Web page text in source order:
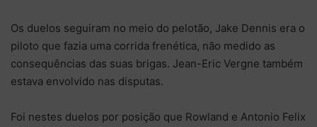
Os duelos seguiram no meio do pelotão, Jake Dennis era o
piloto que fazia uma corrida frenética, não medido as
consequências das suas brigas. Jean-Eric Vergne também
estava envolvido nas disputas.
Foi nestes duelos por posição que Rowland e Antonio Felix